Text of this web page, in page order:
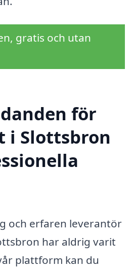
gratis och utan
för
i Slottsbron
och erfaren leverantör
har aldrig varit
plattform kan du